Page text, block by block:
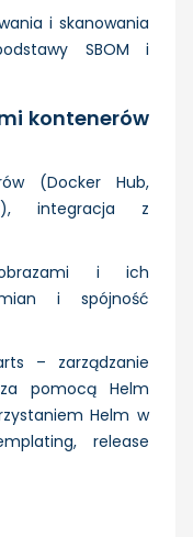
i skanowania
SBOM i
kontenerów
(Docker Hub,
integracja z
obrazami i ich
i spójność
– zarządzanie
pomocą Helm
Helm w
release